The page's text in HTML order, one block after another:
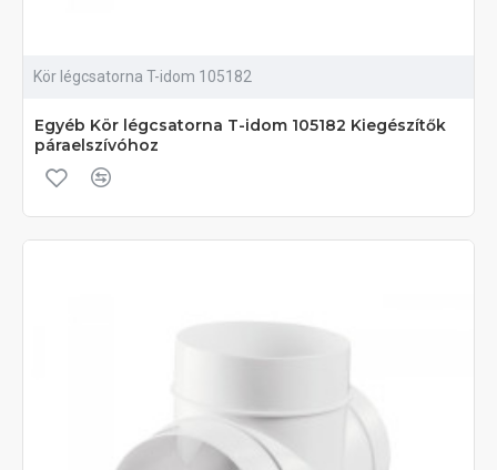
Kör légcsatorna T-idom 105182
Egyéb Kör légcsatorna T-idom 105182 Kiegészítők
páraelszívóhoz